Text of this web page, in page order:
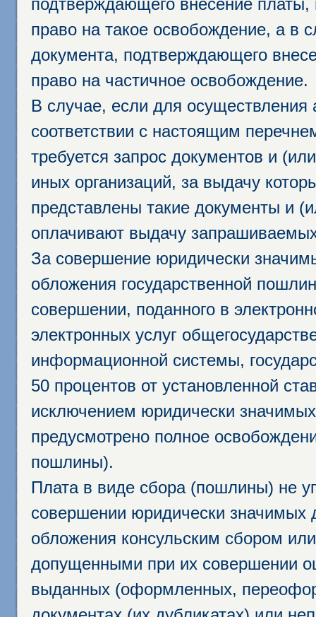
право на такое освобождение, а в
документа, подтверждающего
право на частичное освобождение.
В случае, если для осуществления
соответствии с настоящим
требуется запрос документов и
иных организаций, за выдачу
представлены такие документы и
оплачивают выдачу
За совершение юридически
обложения государственной
совершении, поданного в
электронных услуг
информационной системы,
50 процентов от установленной
исключением юридически
предусмотрено полное
пошлины).
Плата в виде сбора (пошлины) не
совершении юридически
обложения консульским сбором
допущенными при их совершении
выданных (оформленных,